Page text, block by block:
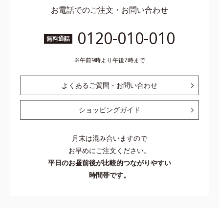
お電話でのご注文・お問い合わせ
無料通話 0120-010-010
午前9時より午後7時まで
よくあるご質問・お問い合わせ
ショッピングガイド
月末は混み合いますので
お早めにご注文ください。
平日のお昼前後が比較的つながりやすい
時間帯です。